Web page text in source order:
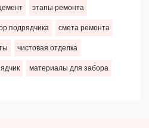
этапы ремонта
подрядчика смета ремонта
чистовая отделка
материалы для забора